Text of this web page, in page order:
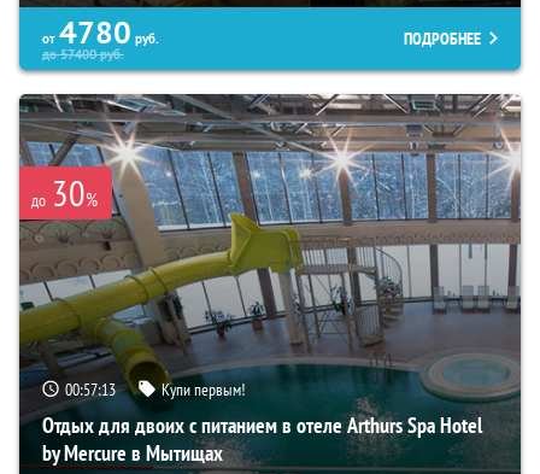
от 4780 руб.
до57400руб.
ПОДРОБНЕЕ
до 30%
00:57:11 Купи первым!
Отдых для двоих с питанием в отеле Arthurs Spa Hotel
by Mercure в Мытищах